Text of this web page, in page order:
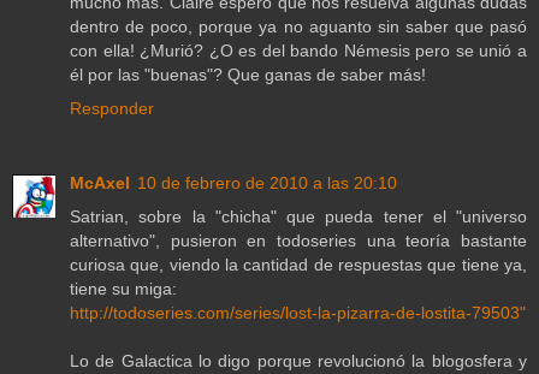
dentro de poco, porque ya no aguanto sin saber que pasó
con ella! ¿Murió? ¿O es del bando Némesis pero se unió a
él por las "buenas"? Que ganas de saber más!
Responder
McAxel 10 de febrero de 2010 a las 20:10
Satrian, sobre la "chicha" que pueda tener el "universo
alternativo", pusieron en todoseries una teoría bastante
curiosa que, viendo la cantidad de respuestas que tiene ya,
tiene su miga:
http://todoseries.com/series/lost-la-pizarra-de-lostita-79503"
Lo de Galactica lo digo porque revolucionó la blogosfera y